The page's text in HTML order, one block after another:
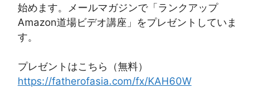
始めます。メールマガジンで「ランクアップ
Amazon道場ビデオ講座」をプレゼントしていま
す。
プレゼントはこちら（無料）
https://fatherofasia.com/fx/KAH60W